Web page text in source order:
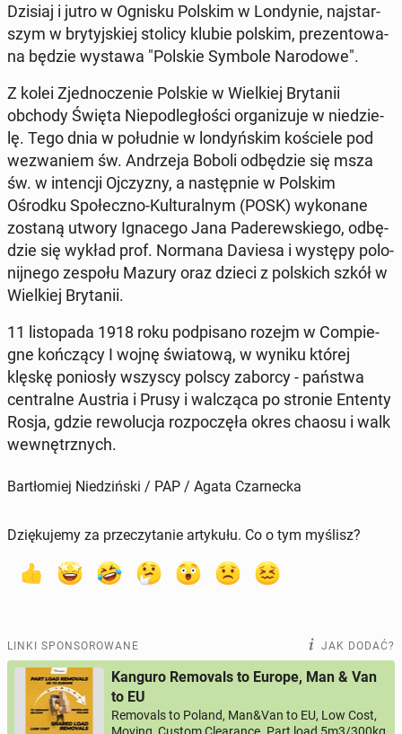
Dzisiaj i jutro w Ognisku Polskim w Lon­dy­nie, naj­star­
szym w bry­tyj­skiej stolicy klubie polskim, pre­zen­to­wa­
na będzie wystawa "Polskie Symbole Na­ro­do­we".
Z kolei Zjed­no­cze­nie Polskie w Wiel­kiej Bry­ta­nii
obchody Święta Nie­pod­le­gło­ści or­ga­ni­zu­je w nie­dzie­
lę. Tego dnia w po­łu­dnie w lon­dyń­skim ko­ście­le pod
we­zwa­niem św. An­drze­ja Boboli od­bę­dzie się msza
św. w in­ten­cji Oj­czy­zny, a na­stęp­nie w Polskim
Ośrodku Spo­łecz­no-Kul­tu­ral­nym (POSK) wy­ko­na­ne
zostaną utwory Igna­ce­go Jana Pa­de­rew­skie­go, od­bę­
dzie się wykład prof. Normana Daviesa i występy po­lo­
nij­ne­go zespołu Mazury oraz dzieci z pol­skich szkół w
Wiel­kiej Bry­ta­nii.
11 li­sto­pa­da 1918 roku pod­pi­sa­no rozejm w Com­pie­
gne koń­czą­cy I wojnę świa­to­wą, w wyniku której
klęskę po­nio­sły wszyscy polscy zaborcy - państwa
cen­tral­ne Austria i Prusy i wal­czą­ca po stronie Ententy
Rosja, gdzie re­wo­lu­cja roz­po­czę­ła okres chaosu i walk
we­wnętrz­nych.
Bartłomiej Niedziński / PAP / Agata Czarnecka
Dziękujemy za przeczytanie artykułu. Co o tym myślisz?
LINKI SPONSOROWANE JAK DODAĆ?
Kanguro Removals to Europe, Man & Van
to EU
Removals to Poland, Man&Van to EU, Low Cost,